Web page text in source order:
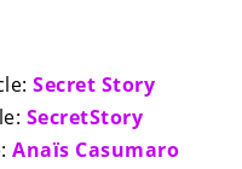
Secret Story
SecretStory
Anaïs Casumaro